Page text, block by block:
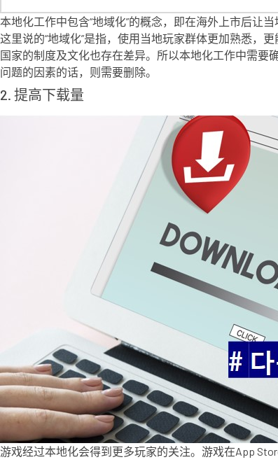
本地化工作中包含“地域化”的概念，即在海外上市后让当
这里说的“地域化”是指，使用当地玩家群体更加熟悉，
国家的制度及文化也存在差异。所以本地化工作中需
问题的因素的话，则需要删除。
2. 提高下载量
游戏经过本地化会得到更多玩家的关注。游戏在App